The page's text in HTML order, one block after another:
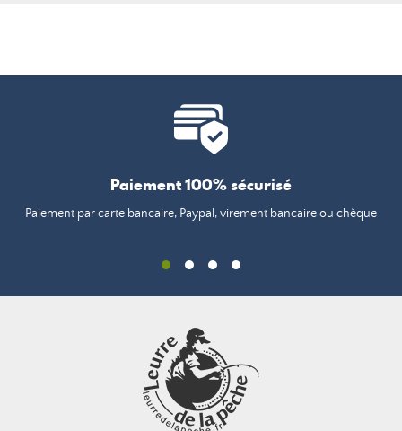
Paiement 100% sécurisé
Paiement par carte bancaire, Paypal, virement bancaire ou chèque